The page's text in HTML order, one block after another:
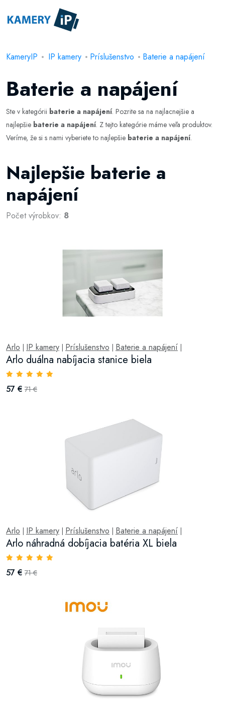
KameryIP IP kamery Príslušenstvo Baterie a napájení
Baterie a napájení
Ste v kategórii baterie a napájení. Pozrite sa na najlacnejšie a
najlepšie baterie a napájení. Z tejto kategórie máme veľa produktov.
Veríme, že si s nami vyberiete to najlepšie baterie a napájení.
Najlepšie baterie a
napájení
Počet výrobkov: 8
Arlo IP kamery Príslušenstvo Baterie a napájení
Arlo duálna nabíjacia stanice biela
57 € 71 €
Arlo IP kamery Príslušenstvo Baterie a napájení
Arlo náhradná dobíjacia batéria XL biela
57 € 71 €